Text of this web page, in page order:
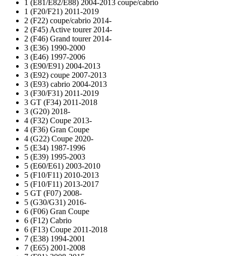
1 (E81/E82/E88) 2004-2013 coupe/cabrio
1 (F20/F21) 2011-2019
2 (F22) coupe/cabrio 2014-
2 (F45) Active tourer 2014-
2 (F46) Grand tourer 2014-
3 (E36) 1990-2000
3 (E46) 1997-2006
3 (E90/E91) 2004-2013
3 (E92) coupe 2007-2013
3 (E93) cabrio 2004-2013
3 (F30/F31) 2011-2019
3 GT (F34) 2011-2018
3 (G20) 2018-
4 (F32) Coupe 2013-
4 (F36) Gran Coupe
4 (G22) Coupe 2020-
5 (E34) 1987-1996
5 (E39) 1995-2003
5 (E60/E61) 2003-2010
5 (F10/F11) 2010-2013
5 (F10/F11) 2013-2017
5 GT (F07) 2008-
5 (G30/G31) 2016-
6 (F06) Gran Coupe
6 (F12) Cabrio
6 (F13) Coupe 2011-2018
7 (E38) 1994-2001
7 (E65) 2001-2008